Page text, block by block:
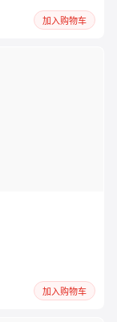
加入购物车
加入购物车